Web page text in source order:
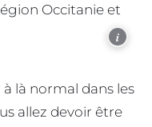
Occitanie et
i
là normal dans les
allez devoir être